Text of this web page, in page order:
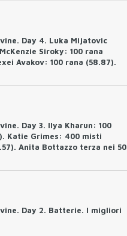
Day 4. Luka Mijatovic
Siroky: 100 rana
Avakov: 100 rana (58.87).
Day 3. Ilya Kharun: 100
Katie Grimes: 400 misti
Anita Bottazzo terza nei 50
Day 2. Batterie. I migliori